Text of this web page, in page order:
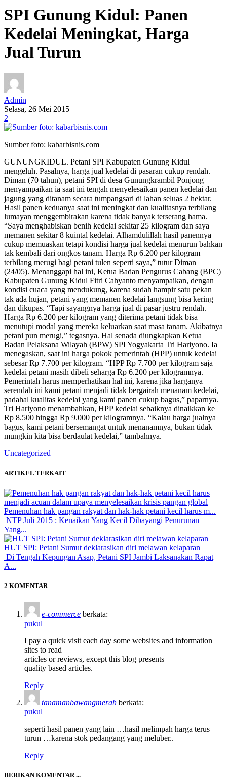
SPI Gunung Kidul: Panen
Kedelai Meningkat, Harga
Jual Turun
Admin
Selasa, 26 Mei 2015
2
Sumber foto: kabarbisnis.com
GUNUNGKIDUL. Petani SPI Kabupaten Gunung Kidul
mengeluh. Pasalnya, harga jual kedelai di pasaran cukup rendah.
Diman (70 tahun), petani SPI di desa Gunungkrambil Ponjong
menyampaikan ia saat ini tengah menyelesaikan panen kedelai dan
jagung yang ditanam secara tumpangsari di lahan seluas 2 hektar.
Hasil panen keduanya saat ini meningkat dan kualitasnya terbilang
lumayan menggembirakan karena tidak banyak terserang hama.
“Saya menghabiskan benih kedelai sekitar 25 kilogram dan saya
memanen sekitar 8 kuintal kedelai. Alhamdulillah hasil panennya
cukup memuaskan tetapi kondisi harga jual kedelai menurun bahkan
tak kembali dari ongkos tanam. Harga Rp 6.200 per kilogram
terbilang merugi bagi petani tulen seperti saya,” tutur Diman
(24/05). Menanggapi hal ini, Ketua Badan Pengurus Cabang (BPC)
Kabupaten Gunung Kidul Fitri Cahyanto menyampaikan, dengan
kondisi cuaca yang mendukung, karena sudah hampir satu pekan
tak ada hujan, petani yang memanen kedelai langsung bisa kering
dan dikupas. “Tapi sayangnya harga jual di pasar justru rendah.
Harga Rp 6.200 per kilogram yang diterima petani tidak bisa
menutupi modal yang mereka keluarkan saat masa tanam. Akibatnya
petani pun merugi,” tegasnya. Hal senada diungkapkan Ketua
Badan Pelaksana Wilayah (BPW) SPI Yogyakarta Tri Hariyono. Ia
menegaskan, saat ini harga pokok pemerintah (HPP) untuk kedelai
sebesar Rp 7.700 per kilogram. “HPP Rp 7.700 per kilogram saja
kedelai petani masih dibeli seharga Rp 6.200 per kilogramnya.
Pemerintah harus memperhatikan hal ini, karena jika harganya
serendah ini kami petani menjadi tidak bergairah menanam kedelai,
padahal kualitas kedelai yang kami panen cukup bagus,” paparnya.
Tri Hariyono menambahkan, HPP kedelai sebaiknya dinaikkan ke
Rp 8.500 hingga Rp 9.000 per kilogramnya. “Kalau harga jualnya
bagus, kami petani bersemangat untuk menanamnya, bukan tidak
mungkin kita bisa berdaulat kedelai,” tambahnya.
Uncategorized
ARTIKEL TERKAIT
Pemenuhan hak pangan rakyat dan hak-hak petani kecil harus m...
NTP Juli 2015 : Kenaikan Yang Kecil Dibayangi Penurunan
Yang...
HUT SPI: Petani Sumut deklarasikan diri melawan kelaparan
Di Tengah Kepungan Asap, Petani SPI Jambi Laksanakan Rapat
A...
2 KOMENTAR
e-commerce berkata:
pukul
I pay a quick visit each day some websites and information
sites to read
articles or reviews, except this blog presents
quality based articles.
Reply
tanamanbawangmerah berkata:
pukul
seperti hasil panen yang lain …hasil melimpah harga terus
turun …karena stok pedangang yang meluber..
Reply
BERIKAN KOMENTAR ...